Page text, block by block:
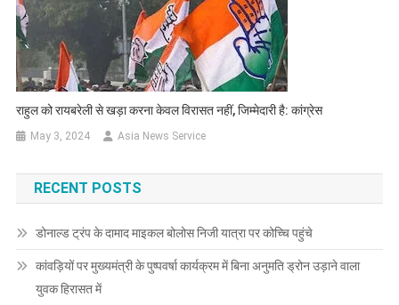
राहुल को रायबरेली से खड़ा करना केवल विरासत नहीं, जिम्मेदारी है: कांग्रेस
May 3, 2024 Asia News Service
RECENT POSTS
डोनाल्ड ट्रंप के दामाद माइकल बोलोस निजी यात्रा पर कोच्चि पहुंचे
कांवड़ियों पर मुख्यमंत्री के पुष्पवर्षा कार्यक्रम में बिना अनुमति ड्रोन उड़ाने वाला
युवक हिरासत में